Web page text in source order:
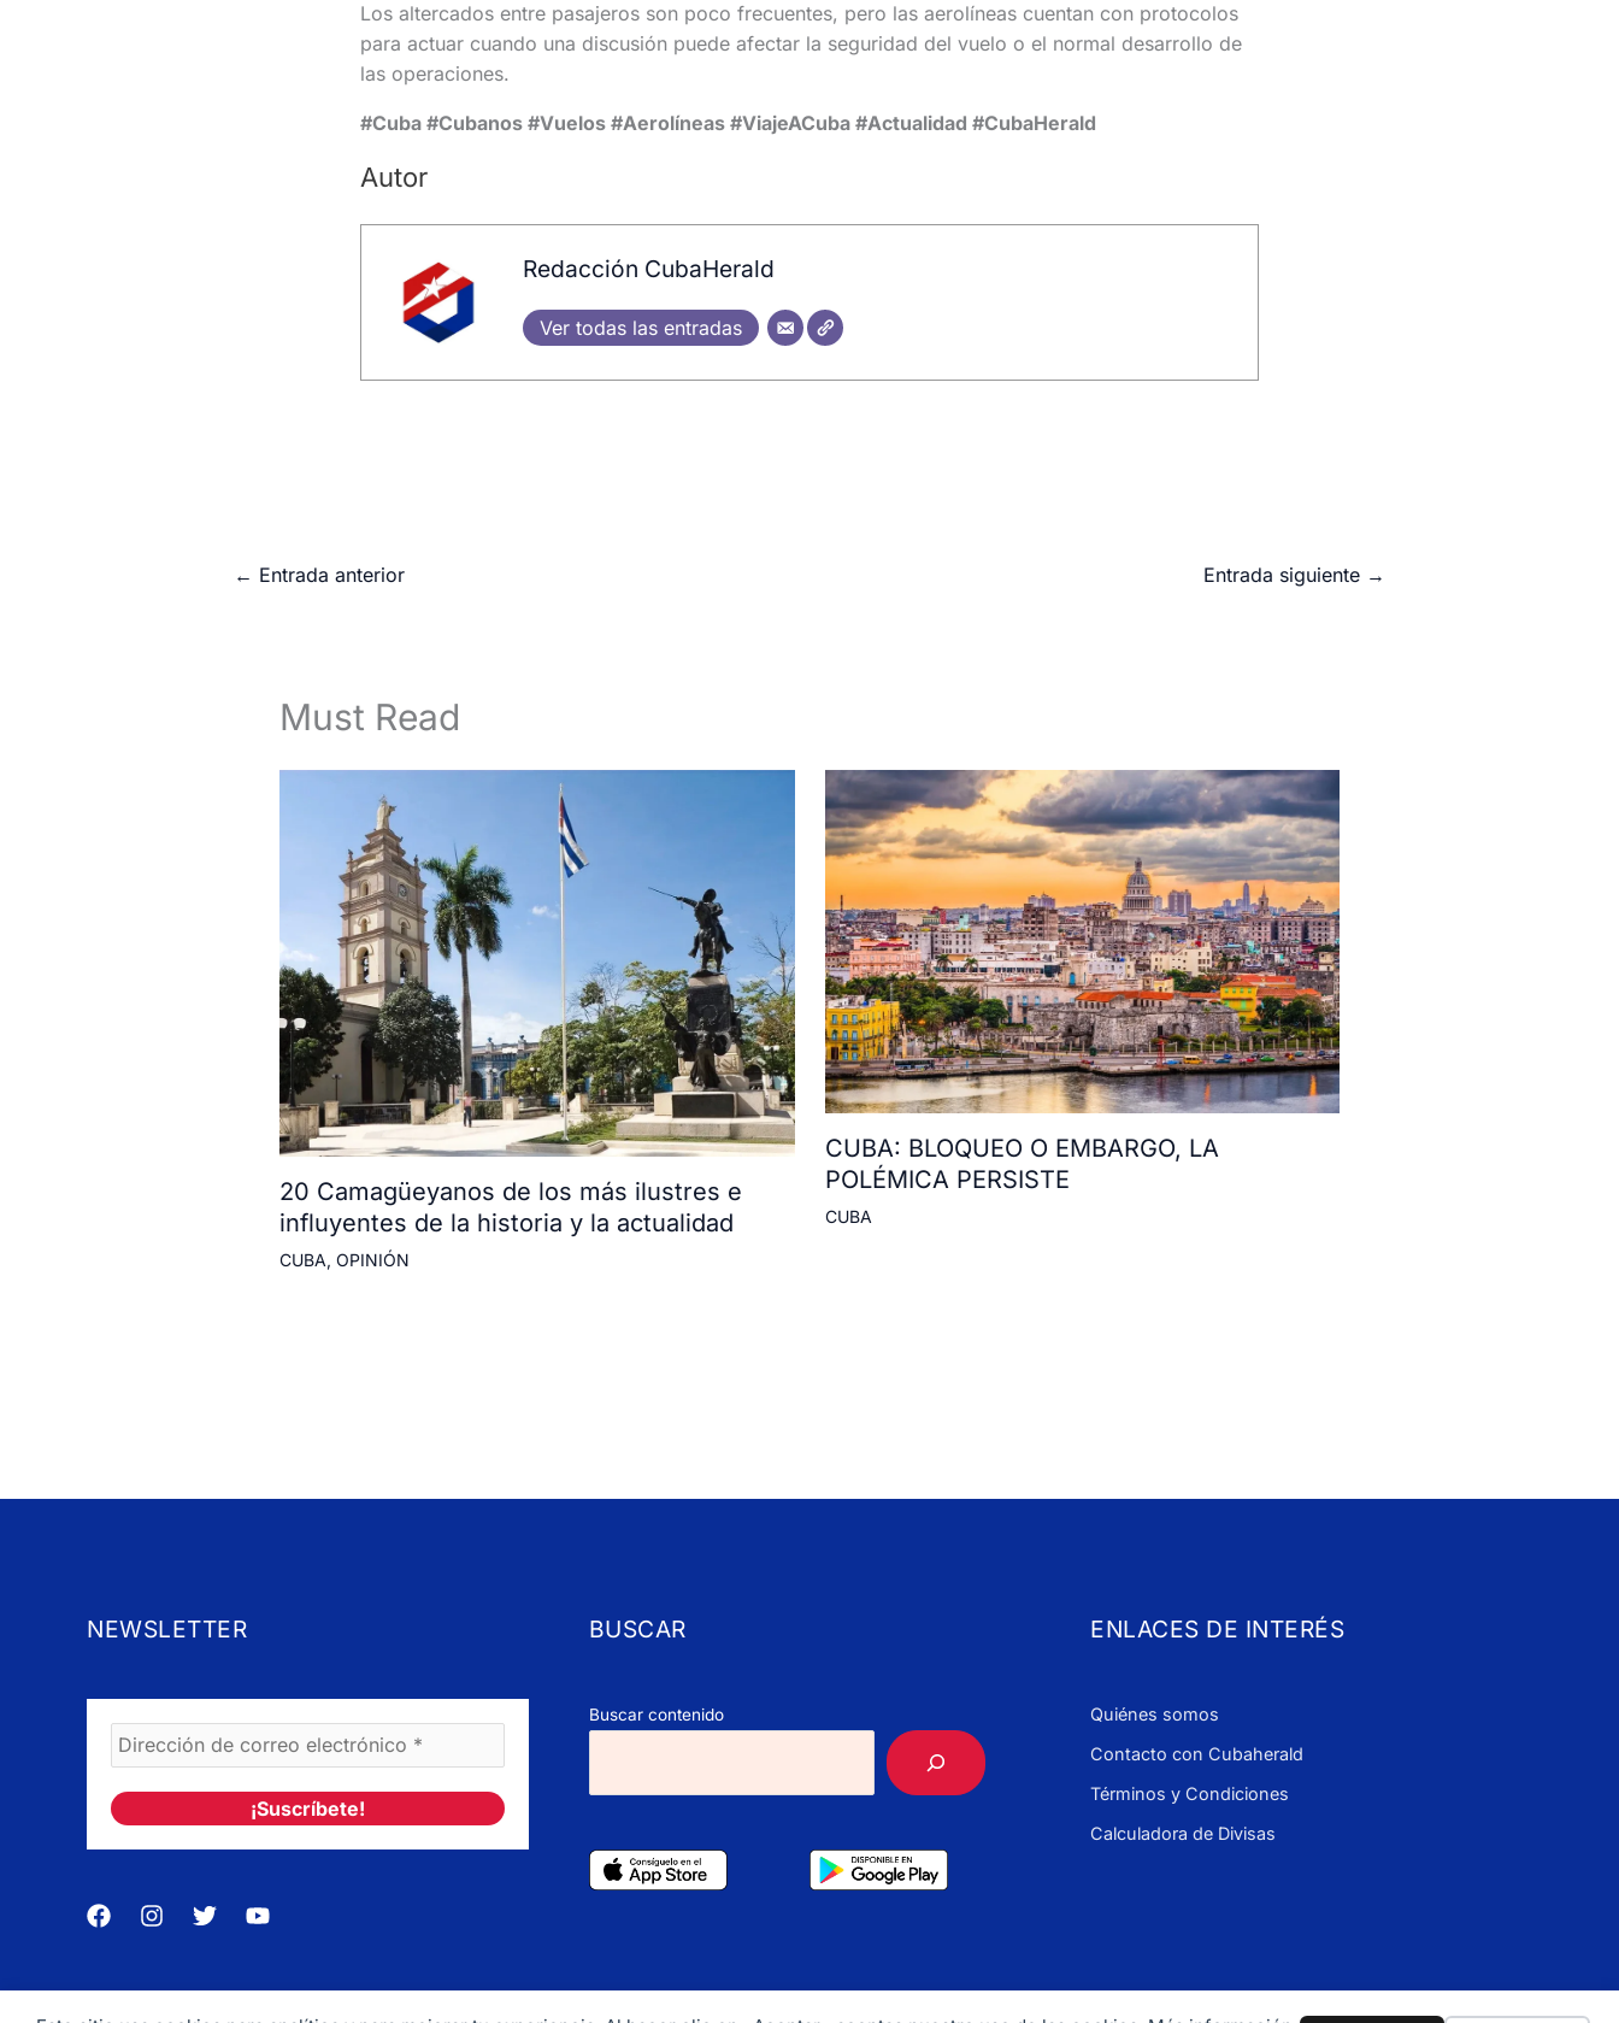
Los altercados entre pasajeros son poco frecuentes, pero las aerolíneas cuentan con protocolos
para actuar cuando una discusión puede afectar la seguridad del vuelo o el normal desarrollo de
las operaciones.
#Cuba #Cubanos #Vuelos #Aerolíneas #ViajeACuba #Actualidad #CubaHerald
Autor
Redacción CubaHerald
Ver todas las entradas
← Entrada anterior Entrada siguiente →
Must Read
20 Camagüeyanos de los más ilustres e
influyentes de la historia y la actualidad
CUBA, OPINIÓN
CUBA: BLOQUEO O EMBARGO, LA
POLÉMICA PERSISTE
CUBA
NEWSLETTER BUSCAR
Buscar contenido
ENLACES DE INTERÉS
Quiénes somos
Contacto con Cubaherald
Términos y Condiciones
Calculadora de Divisas